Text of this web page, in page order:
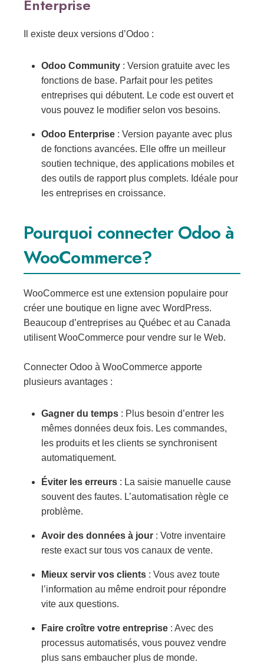
Enterprise
Il existe deux versions d’Odoo :
Odoo Community : Version gratuite avec les
fonctions de base. Parfait pour les petites
entreprises qui débutent. Le code est ouvert et
vous pouvez le modifier selon vos besoins.
Odoo Enterprise : Version payante avec plus
de fonctions avancées. Elle offre un meilleur
soutien technique, des applications mobiles et
des outils de rapport plus complets. Idéale pour
les entreprises en croissance.
Pourquoi connecter Odoo à
WooCommerce?
WooCommerce est une extension populaire pour
créer une boutique en ligne avec WordPress.
Beaucoup d’entreprises au Québec et au Canada
utilisent WooCommerce pour vendre sur le Web.
Connecter Odoo à WooCommerce apporte
plusieurs avantages :
Gagner du temps : Plus besoin d’entrer les
mêmes données deux fois. Les commandes,
les produits et les clients se synchronisent
automatiquement.
Éviter les erreurs : La saisie manuelle cause
souvent des fautes. L’automatisation règle ce
problème.
Avoir des données à jour : Votre inventaire
reste exact sur tous vos canaux de vente.
Mieux servir vos clients : Vous avez toute
l’information au même endroit pour répondre
vite aux questions.
Faire croître votre entreprise : Avec des
processus automatisés, vous pouvez vendre
plus sans embaucher plus de monde.